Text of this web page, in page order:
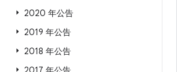
2020 年公告
2019 年公告
2018 年公告